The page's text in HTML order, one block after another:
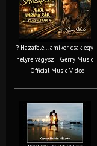
? Hazafelé… amikor csak egy
helyre vágysz | Gerry Music
– Official Music Video